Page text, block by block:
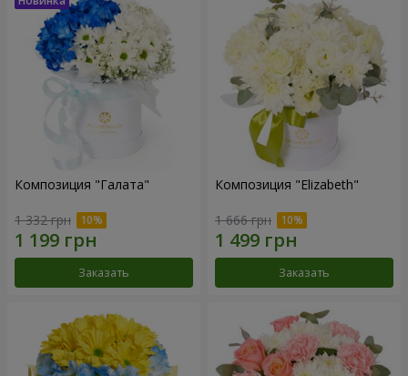
Композиция "Галата"
1 332 грн
Заказать
Композиция "Elizabeth"
1 666 грн
Заказать